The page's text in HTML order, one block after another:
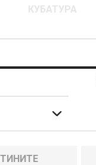
КУБАТУРА